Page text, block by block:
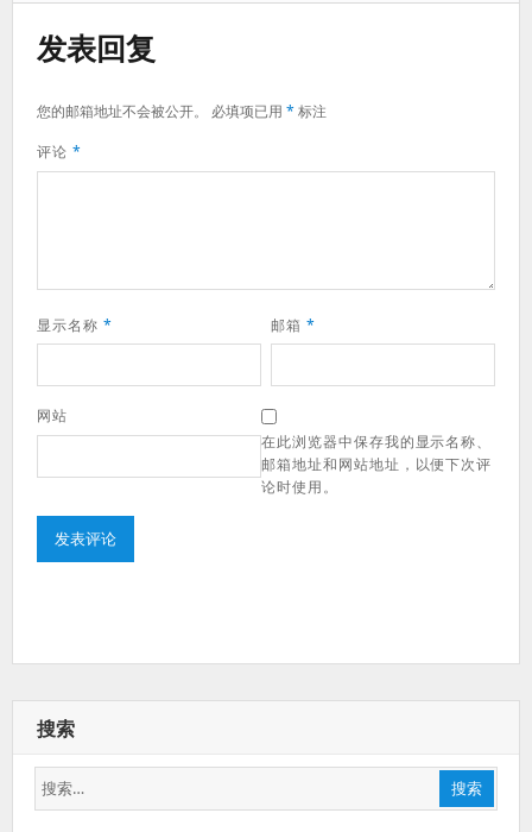
发表回复
您的邮箱地址不会被公开。 必填项已用 *标注
评论 *
显示名称 * 邮箱 *
网站
在此浏览器中保存我的显示名称、
邮箱地址和网站地址，以便下次评
论时使用。
搜索
搜
索：
搜索